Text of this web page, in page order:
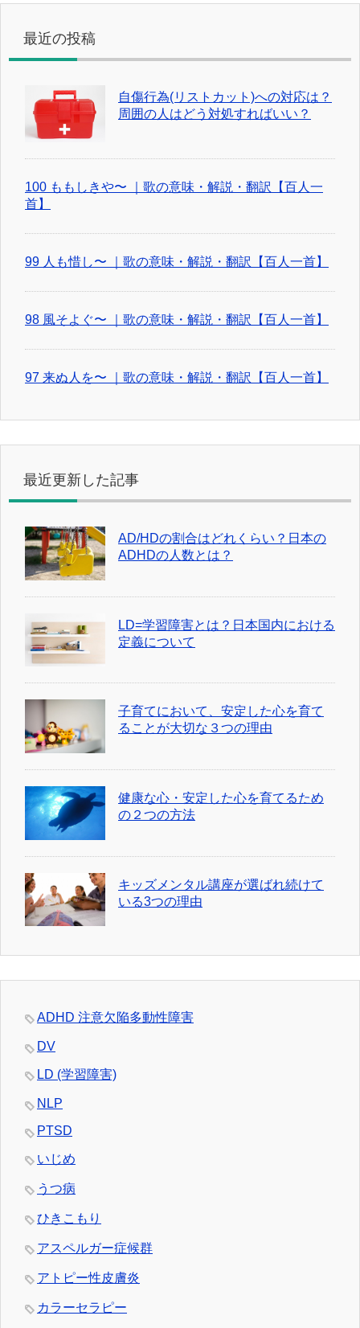
最近の投稿
自傷行為(リストカット)への対応は？
周囲の人はどう対処すればいい？
100 ももしきや〜 ｜歌の意味・解説・翻訳【百人一
首】
99 人も惜し〜 ｜歌の意味・解説・翻訳【百人一首】
98 風そよぐ〜 ｜歌の意味・解説・翻訳【百人一首】
97 来ぬ人を〜 ｜歌の意味・解説・翻訳【百人一首】
最近更新した記事
AD/HDの割合はどれくらい？日本の
ADHDの人数とは？
LD=学習障害とは？日本国内における
定義について
子育てにおいて、安定した心を育て
ることが大切な３つの理由
健康な心・安定した心を育てるため
の２つの方法
キッズメンタル講座が選ばれ続けて
いる3つの理由
ADHD 注意欠陥多動性障害
DV
LD (学習障害)
NLP
PTSD
いじめ
うつ病
ひきこもり
アスペルガー症候群
アトピー性皮膚炎
カラーセラピー